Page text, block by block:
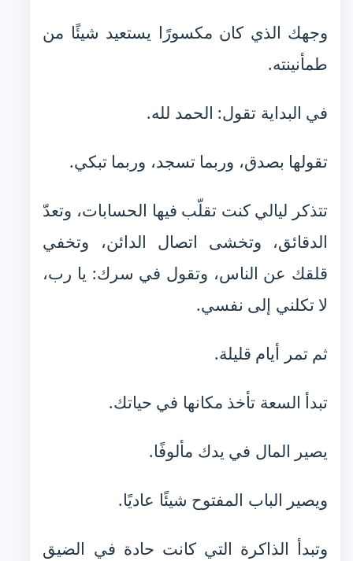
وجهك الذي كان مكسورًا يستعيد شيئًا من
طمأنينته.
في البداية تقول: الحمد لله.
تقولها بصدق، وربما تسجد، وربما تبكي.
تتذكر ليالي كنت تقلّب فيها الحسابات، وتعدّ
الدقائق، وتخشى اتصال الدائن، وتخفي
قلقك عن الناس، وتقول في سرك: يا رب،
لا تكلني إلى نفسي.
ثم تمر أيام قليلة.
تبدأ السعة تأخذ مكانها في حياتك.
يصير المال في يدك مألوفًا.
ويصير الباب المفتوح شيئًا عاديًا.
وتبدأ الذاكرة التي كانت حادة في الضيق